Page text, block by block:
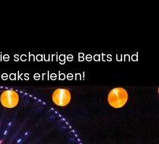
schaurige Beats und
erleben!